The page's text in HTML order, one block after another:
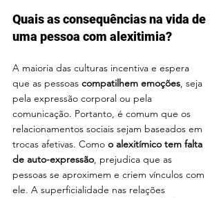
Quais as consequências na vida de
uma pessoa com alexitimia?
A maioria das culturas incentiva e espera
que as pessoas compatilhem emoções, seja
pela expressão corporal ou pela
comunicação. Portanto, é comum que os
relacionamentos sociais sejam baseados em
trocas afetivas. Como o alexitímico tem falta
de auto-expressão, prejudica que as
pessoas se aproximem e criem vínculos com
ele. A superficialidade nas relações